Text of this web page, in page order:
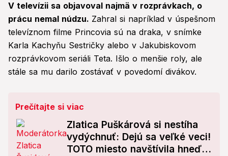
V televízii sa objavoval najmä v rozprávkach, o
prácu nemal núdzu. Zahral si napríklad v úspešnom
televíznom filme Princovia sú na draka, v snímke
Karla Kachyňu Sestričky alebo v Jakubiskovom
rozprávkovom seriáli Teta. Išlo o menšie roly, ale
stále sa mu darilo zostávať v povedomí divákov.
Prečítajte si viac
Zlatica Puškárová si nestíha
vydýchnuť: Dejú sa veľké veci!
TOTO miesto navštívila hneď